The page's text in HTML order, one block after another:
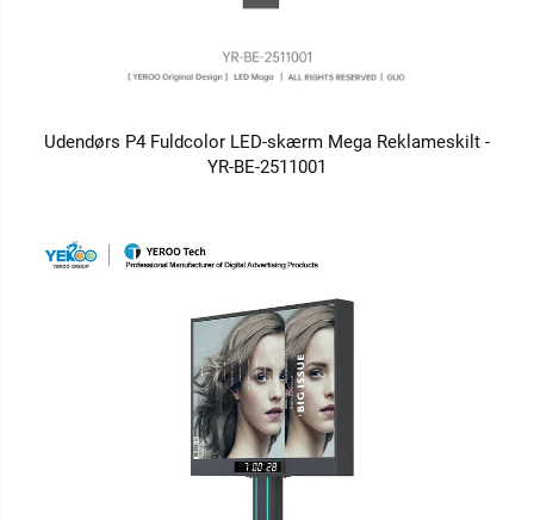
Udendørs P4 Fuldcolor LED-skærm Mega Reklameskilt -
YR-BE-2511001